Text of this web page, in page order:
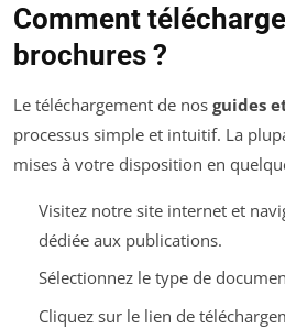
Comment
brochures ?
Le téléchargement de nos guides
processus simple et intuitif. La
mises à votre disposition en
Visitez notre site internet et
dédiée aux publications.
Sélectionnez le type de
Cliquez sur le lien de